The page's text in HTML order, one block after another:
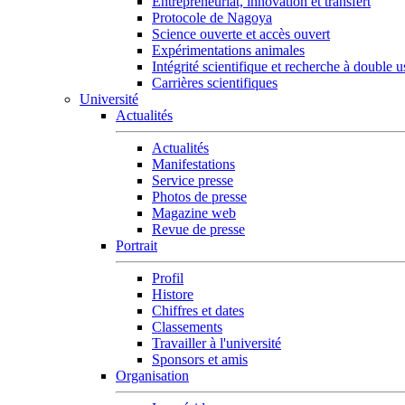
Protocole de Nagoya
Science ouverte et accès ouvert
Expérimentations animales
Intégrité scientifique et recherche à double
Carrières scientifiques
Université
Actualités
Actualités
Manifestations
Service presse
Photos de presse
Magazine web
Revue de presse
Portrait
Profil
Histore
Chiffres et dates
Classements
Travailler à l'université
Sponsors et amis
Organisation